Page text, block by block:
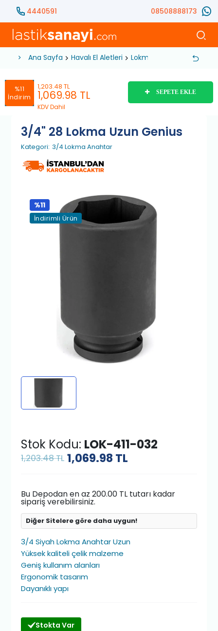
4440591 08508888173
Ana Sayfa Havalı El Aletleri Lokma Anahtar 3/4
%11
İndirim
1,203.48 TL
1,069.98 TL
KDV Dahil
SEPETE EKLE
3/4" 28 Lokma Uzun Genius
Kategori: 3/4 Lokma Anahtar
%11
İndirimli Ürün
Stok Kodu: LOK-411-032
1,203.48 TL 1,069.98 TL
Bu Depodan en az 200.00 TL tutarı kadar
sipariş verebilirsiniz.
Diğer Sitelere göre daha uygun!
3/4 Siyah Lokma Anahtar Uzun
Yüksek kaliteli çelik malzeme
Geniş kullanım alanları
Ergonomik tasarım
Dayanıklı yapı
Stokta Var